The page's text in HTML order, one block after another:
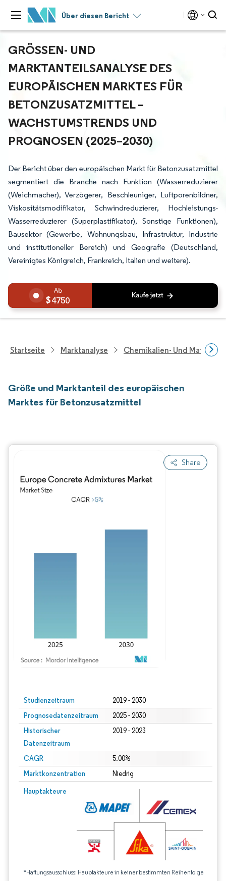
Über diesen Bericht
GRÖSSEN- UND M
ARKTANTEILSANALYSE DES E
UROPÄISCHEN MARKTES FÜR B
ETONZUSATZMITTEL – W
ACHSTUMSTRENDS UND P
ROGNOSEN (2025–2030)
Der Bericht über den europäischen Markt für Betonzusatzmittel
segmentiert die Branche nach Funktion (Wasserreduzierer
(Weichmacher), Verzögerer, Beschleuniger, Luftporenbildner,
Viskositätsmodifikator, Schwindreduzierer, Hochleistungs-
Wasserreduzierer (Superplastifikator), Sonstige Funktionen),
Bausektor (Gewerbe, Wohnungsbau, Infrastruktur, Industrie
und institutioneller Bereich) und Geografie (Deutschland,
Vereinigtes Königreich, Frankreich, Italien und weitere).
4750
Startseite Marktanalyse Chemikalien- Und
Größe und Marktanteil des europäischen
Marktes für Betonzusatzmittel
Share
Studienzeitraum 2019 - 2030
Prognosedatenzeitraum 2025 - 2030
Historischer
Datenzeitraum
2019 - 2023
CAGR 5.00%
Marktkonzentration Niedrig
Hauptakteure
*Haftungsausschluss: Hauptakteure in keiner bestimmten Reihenfolge